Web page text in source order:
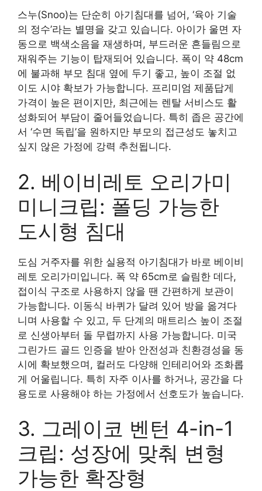
스누(Snoo)는 단순히 아기침대를 넘어, ‘육아 기술
의 정수’라는 별명을 갖고 있습니다. 아이가 울면 자
동으로 백색소음을 재생하며, 부드러운 흔들림으로
재워주는 기능이 탑재되어 있습니다. 폭이 약 48cm
에 불과해 부모 침대 옆에 두기 좋고, 높이 조절 없
이도 시야 확보가 가능합니다. 프리미엄 제품답게
가격이 높은 편이지만, 최근에는 렌탈 서비스도 활
성화되어 부담이 줄어들었습니다. 특히 좁은 공간에
서 ‘수면 독립’을 원하지만 부모의 접근성도 놓치고
싶지 않은 가정에 강력 추천됩니다.
2. 베이비레토 오리가미
미니크립: 폴딩 가능한
도시형 침대
도심 거주자를 위한 실용적 아기침대가 바로 베이비
레토 오리가미입니다. 폭 약 65cm로 슬림한 데다,
접이식 구조로 사용하지 않을 땐 간편하게 보관이
가능합니다. 이동식 바퀴가 달려 있어 방을 옮겨다
니며 사용할 수 있고, 두 단계의 매트리스 높이 조절
로 신생아부터 돌 무렵까지 사용 가능합니다. 미국
그린가드 골드 인증을 받아 안전성과 친환경성을 동
시에 확보했으며, 컬러도 다양해 인테리어와 조화롭
게 어울립니다. 특히 자주 이사를 하거나, 공간을 다
용도로 사용해야 하는 가정에서 선호도가 높습니다.
3. 그레이코 벤턴 4-in-1
크립: 성장에 맞춰 변형
가능한 확장형